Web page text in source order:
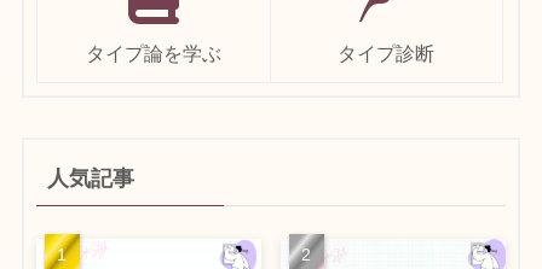
タイプ論を学ぶ タイプ診断
人気記事